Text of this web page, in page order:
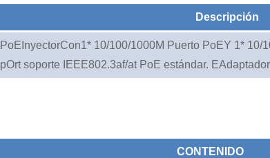
Descripción
PoE InyectorCon1* 10/100/1000M Puerto PoEY 1* 10/
pOrt soporte IEEE802.3af/at PoE estándar. E
CONTENIDO